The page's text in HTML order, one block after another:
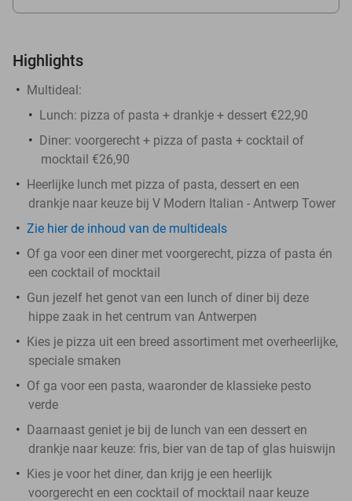
Highlights
Multideal:
Lunch: pizza of pasta + drankje + dessert €22,90
Diner: voorgerecht + pizza of pasta + cocktail of
mocktail €26,90
Heerlijke lunch met pizza of pasta, dessert en een
drankje naar keuze bij V Modern Italian - Antwerp Tower
Zie hier de inhoud van de multideals
Of ga voor een diner met voorgerecht, pizza of pasta én
een cocktail of mocktail
Gun jezelf het genot van een lunch of diner bij deze
hippe zaak in het centrum van Antwerpen
Kies je pizza uit een breed assortiment met overheerlijke,
speciale smaken
Of ga voor een pasta, waaronder de klassieke pesto
verde
Daarnaast geniet je bij de lunch van een dessert en
drankje naar keuze: fris, bier van de tap of glas huiswijn
Kies je voor het diner, dan krijg je een heerlijk
voorgerecht en een cocktail of mocktail naar keuze